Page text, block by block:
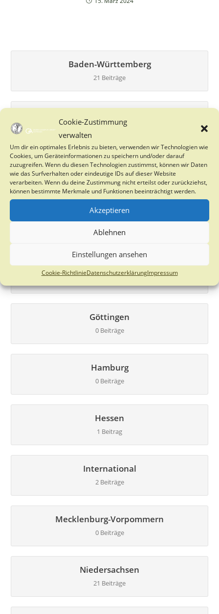
Cookie-Zustimmung
verwalten
Um dir ein optimales Erlebnis zu bieten, verwenden wir Technologien wie
Cookies, um Geräteinformationen zu speichern und/oder darauf
zuzugreifen. Wenn du diesen Technologien zustimmst, können wir Daten
wie das Surfverhalten oder eindeutige IDs auf dieser Website
verarbeiten. Wenn du deine Zustimmung nicht erteilst oder zurückziehst,
können bestimmte Merkmale und Funktionen beeinträchtigt werden.
Akzeptieren
Ablehnen
Einstellungen ansehen
Cookie-RichtlinieDatenschutzerklärungImpressum
Baden-Württemberg
21 Beiträge
27 Beiträge
Berlin
0 Beiträge
Brandenburg
2 Beiträge
Bremen
Göttingen
0 Beiträge
Hamburg
0 Beiträge
Hessen
1 Beitrag
International
2 Beiträge
Mecklenburg-Vorpommern
0 Beiträge
Niedersachsen
21 Beiträge